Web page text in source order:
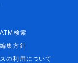
検索
集方針
の利用について